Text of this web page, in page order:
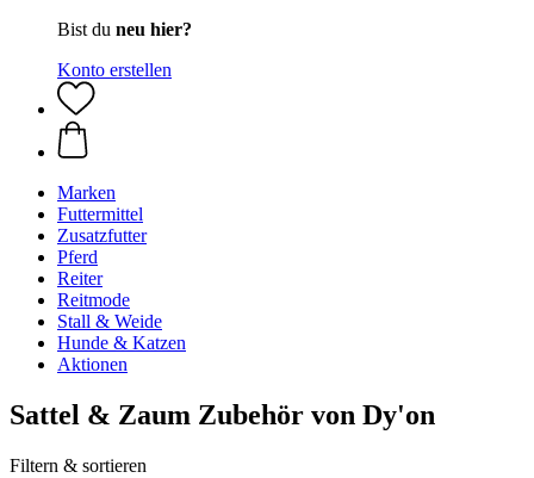
Bist du neu hier?
Konto erstellen
Marken
Futtermittel
Zusatzfutter
Pferd
Reiter
Reitmode
Stall & Weide
Hunde & Katzen
Aktionen
Sattel & Zaum Zubehör von Dy'on
Filtern & sortieren